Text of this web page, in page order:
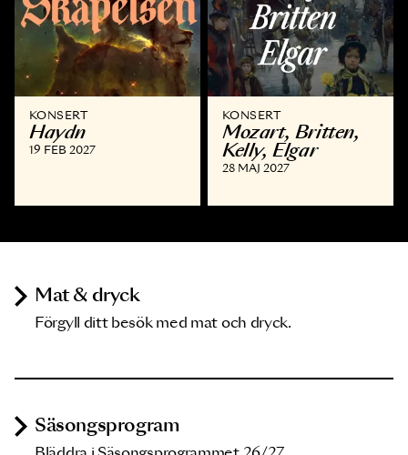
KONSERT
Haydn
19 FEB 2027
KONSERT
Mozart, Britten,
Kelly, Elgar
28 MAJ 2027
Mat & dryck
Förgyll ditt besök med mat och dryck.
Säsongsprogram